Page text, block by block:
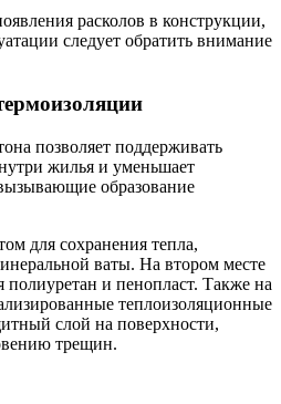
расколов в конструкции,
следует обратить внимание
позволяет поддерживать
жилья и уменьшает
образование
для сохранения тепла,
ваты. На втором месте
полиуретан и пенопласт. Также на
теплоизоляционные
слой на поверхности,
трещин.